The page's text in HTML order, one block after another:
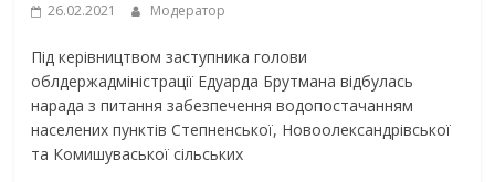
26.02.2021 Модератор
Під керівництвом заступника голови
облдержадміністрації Едуарда Брутмана відбулась
нарада з питання забезпечення водопостачанням
населених пунктів Степненської, Новоолександрівської
та Комишуваської сільських